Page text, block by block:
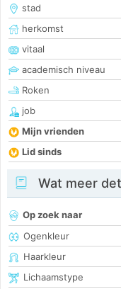
stad
herkomst
vitaal
academisch niveau
Roken
job
Mijn vrienden
Lid sinds
Wat meer
Op zoek naar
Ogenkleur
Haarkleur
Lichaamstype